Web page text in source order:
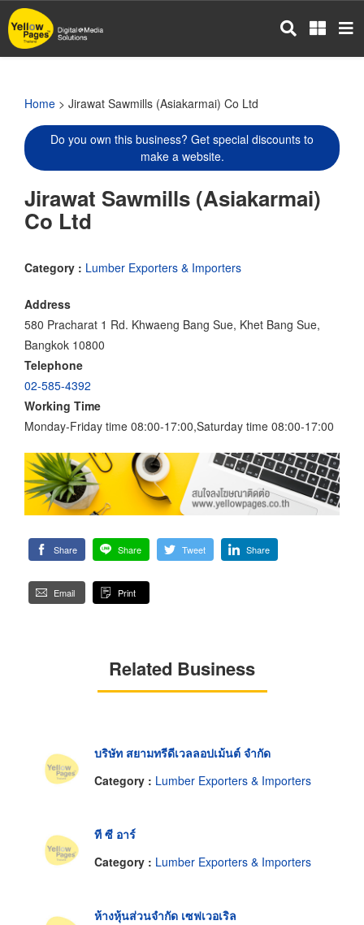
Skip
to
main
Home > Jirawat Sawmills (Asiakarmai) Co Ltd
Do you own this business? Get special discounts to
make a website.
Jirawat Sawmills (Asiakarmai)
Co Ltd
Category : Lumber Exporters & Importers
Address
580 Pracharat 1 Rd. Khwaeng Bang Sue, Khet Bang Sue,
Bangkok 10800
Telephone
02-585-4392
Working Time
Monday-Friday time 08:00-17:00,Saturday time 08:00-17:00
Share Share Tweet Share
Email Print
Related Business
บริษัท สยามทรีดีเวลลอปเม้นต์ จำกัด
Category : Lumber Exporters & Importers
ที ซี อาร์
Category : Lumber Exporters & Importers
ห้างหุ้นส่วนจำกัด เซฟเวอเริล